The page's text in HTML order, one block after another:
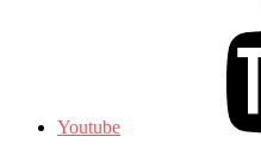
Youtube